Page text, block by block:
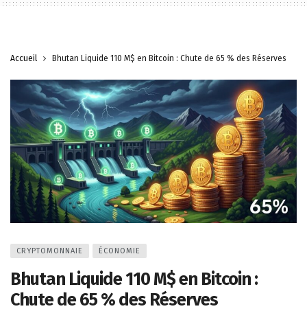
Accueil Bhutan Liquide 110 M$ en Bitcoin : Chute de 65 % des Réserves
CRYPTOMONNAIE ÉCONOMIE
Bhutan Liquide 110 M$ en Bitcoin :
Chute de 65 % des Réserves